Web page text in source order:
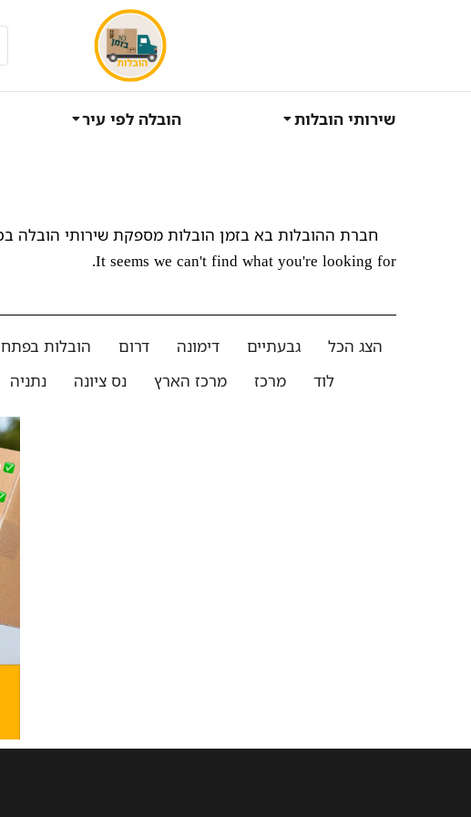
שירותי הובלות הובלה לפי עיר
חברת ההובלות בא בזמן הובלות מספקת שירותי
It seems we can't find what you're looking for.
הצג הכל גבעתיים דימונה דרום הובלות
לוד
מרכז מרכז הארץ נס ציונה נתניה